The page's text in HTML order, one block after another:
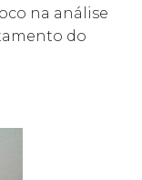
na análise
do